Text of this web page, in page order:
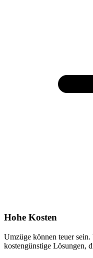
Hohe Kosten
Umzüge können teuer sein.
kostengünstige Lösungen,